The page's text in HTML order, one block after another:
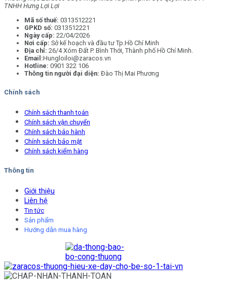
TNHH Hưng Lợi Lợi
Mã số thuế: 0313512221
GPKD số: 0313512221
Ngày cấp: 22/04/2026
Nơi cấp: Sở kế hoạch và đầu tư Tp.Hồ Chí Minh
Địa chỉ: 26/4 Xóm Đất P. Bình Thới, Thành phố Hồ Chí Minh.
Email:Hungloiloi@zaracos.vn
Hotline: 0901 322 106
Thông tin người đại diện: Đào Thị Mai Phương
Chính sách
Chính sách thanh toán
Chính sách vận chuyển
Chính sách bảo hành
Chính sách bảo mật
Chính sách kiểm hàng
Thông tin
Giới thiệu
Liên hệ
Tin tức
Sản phẩm
Hướng dẫn mua hàng